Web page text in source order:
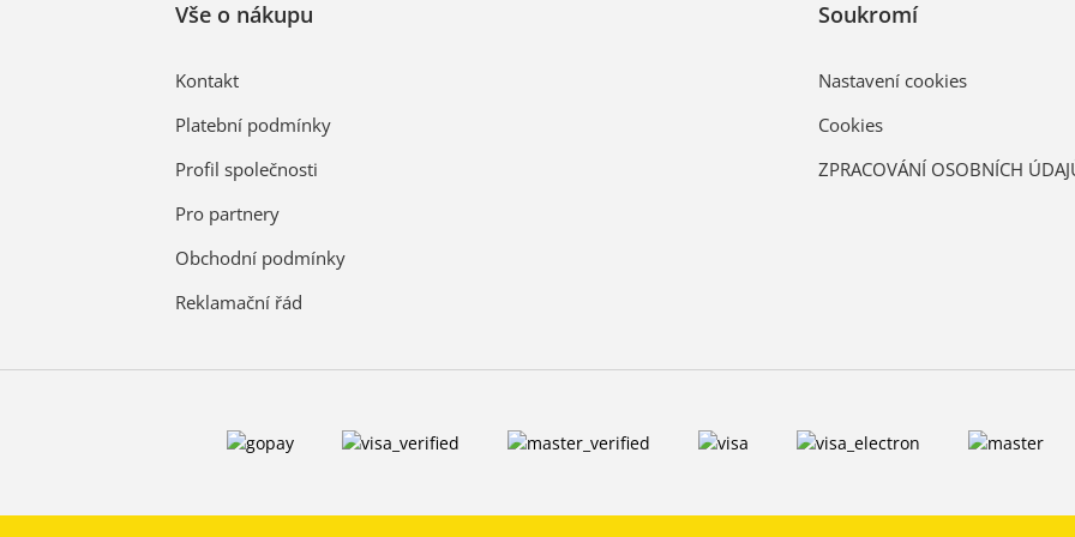
Vše o nákupu
Kontakt
Platební podmínky
Profil společnosti
Pro partnery
Obchodní podmínky
Reklamační řád
Soukromí
Nastavení cookies
Cookies
ZPRACOVÁNÍ OSOBNÍCH